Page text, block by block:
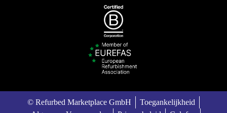
© Refurbed Marketplace GmbH
Toegankelijkheid